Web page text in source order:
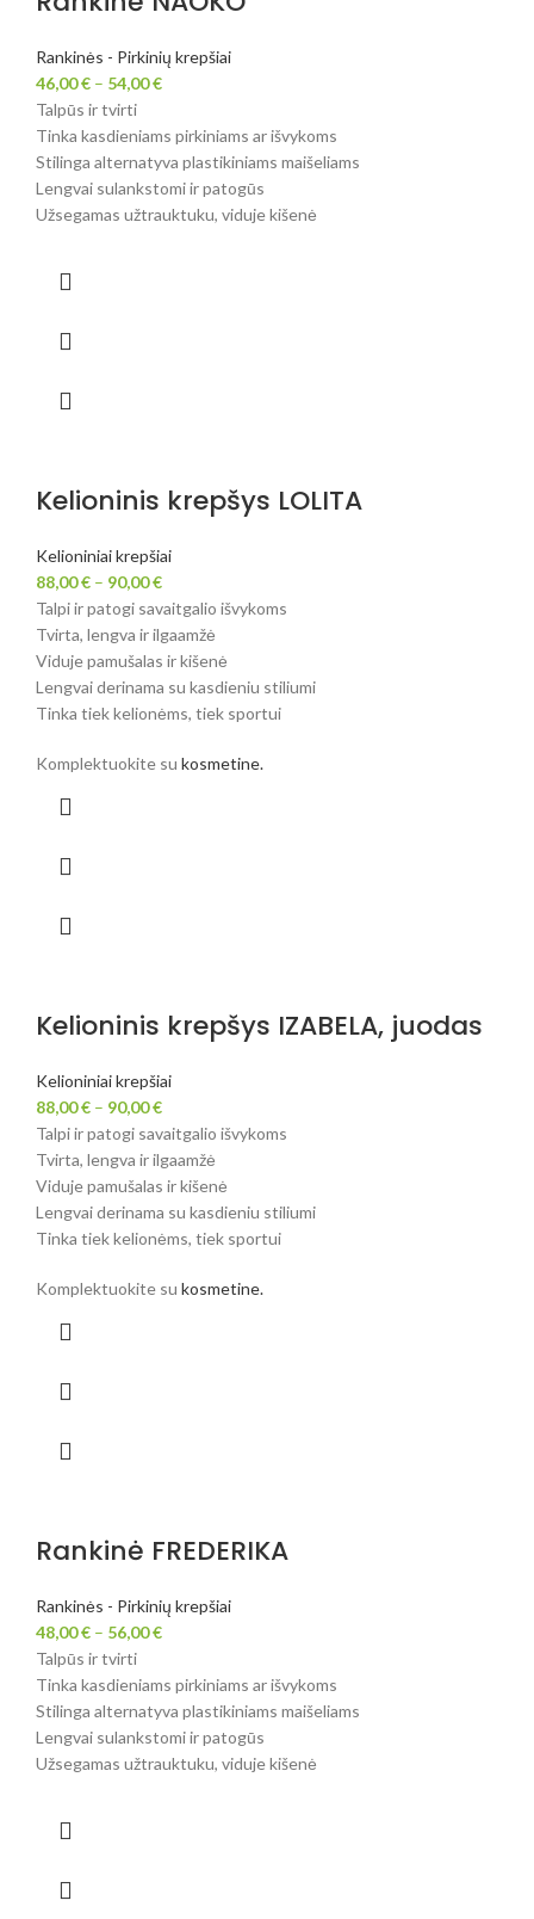
Rankinės - Pirkinių krepšiai
46,00€ – 54,00€
Talpūs ir tvirti
Tinka kasdieniams pirkiniams ar išvykoms
Stilinga alternatyva plastikiniams maišeliams
Lengvai sulankstomi ir patogūs
Užsegamas užtrauktuku, viduje kišenė
Kelioninis krepšys LOLITA
Kelioniniai krepšiai
88,00€ – 90,00€
Talpi ir patogi savaitgalio išvykoms
Tvirta, lengva ir ilgaamžė
Viduje pamušalas ir kišenė
Lengvai derinama su kasdieniu stiliumi
Tinka tiek kelionėms, tiek sportui
Komplektuokite su kosmetine.
Kelioninis krepšys IZABELA, juodas
Kelioniniai krepšiai
88,00€ – 90,00€
Talpi ir patogi savaitgalio išvykoms
Tvirta, lengva ir ilgaamžė
Viduje pamušalas ir kišenė
Lengvai derinama su kasdieniu stiliumi
Tinka tiek kelionėms, tiek sportui
Komplektuokite su kosmetine.
Rankinė FREDERIKA
Rankinės - Pirkinių krepšiai
48,00€ – 56,00€
Talpūs ir tvirti
Tinka kasdieniams pirkiniams ar išvykoms
Stilinga alternatyva plastikiniams maišeliams
Lengvai sulankstomi ir patogūs
Užsegamas užtrauktuku, viduje kišenė